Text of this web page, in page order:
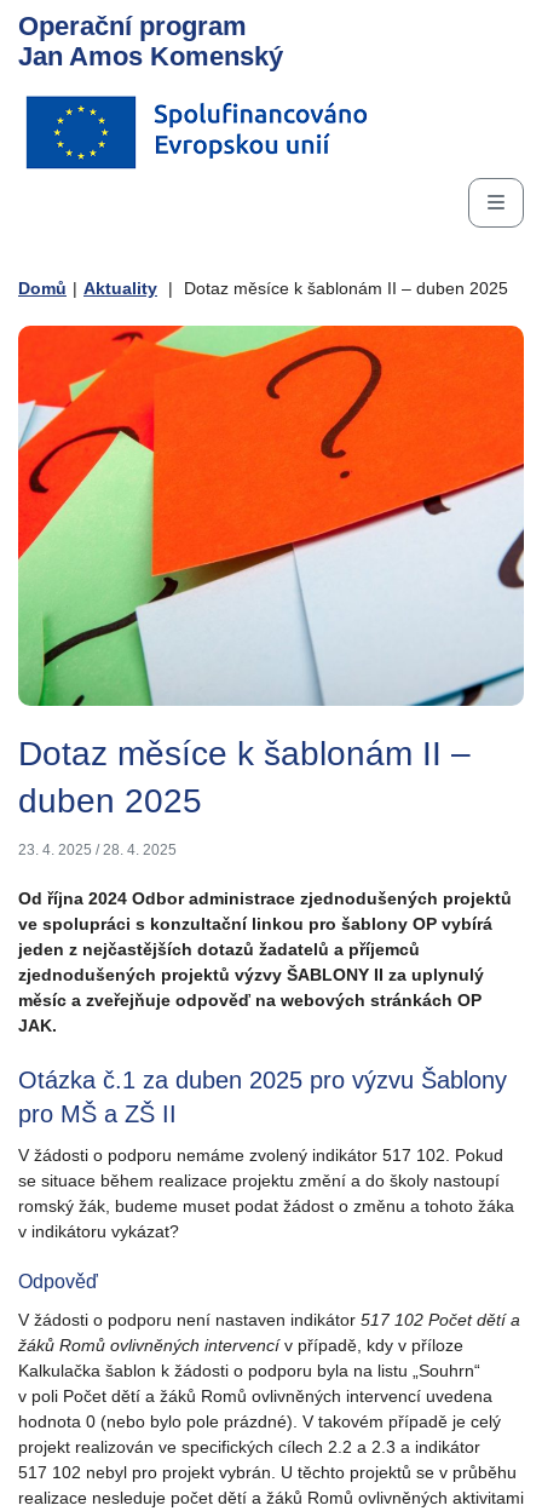
Operační program
Jan Amos Komenský
Domů | Aktuality | Dotaz měsíce k šablonám II – duben 2025
Dotaz měsíce k šablonám II –
duben 2025
23. 4. 2025 / 28. 4. 2025
Od října 2024 Odbor administrace zjednodušených projektů
ve spolupráci s konzultační linkou pro šablony OP vybírá
jeden z nejčastějších dotazů žadatelů a příjemců
zjednodušených projektů výzvy ŠABLONY II za uplynulý
měsíc a zveřejňuje odpověď na webových stránkách OP
JAK.
Otázka č.1 za duben 2025 pro výzvu Šablony
pro MŠ a ZŠ II
V žádosti o podporu nemáme zvolený indikátor 517 102. Pokud
se situace během realizace projektu změní a do školy nastoupí
romský žák, budeme muset podat žádost o změnu a tohoto žáka
v indikátoru vykázat?
Odpověď
V žádosti o podporu není nastaven indikátor 517 102 Počet dětí a
žáků Romů ovlivněných intervencív případě, kdy v příloze
Kalkulačka šablon k žádosti o podporu byla na listu „Souhrn“
v poli Počet dětí a žáků Romů ovlivněných intervencí uvedena
hodnota 0 (nebo bylo pole prázdné). V takovém případě je celý
projekt realizován ve specifických cílech 2.2 a 2.3 a indikátor
517 102 nebyl pro projekt vybrán. U těchto projektů se v průběhu
realizace nesleduje počet dětí a žáků Romů ovlivněných aktivitami